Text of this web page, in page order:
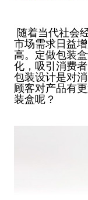
随着当代社会
市场需求日益
高。定做包装
化，吸引消费
包装设计是对
顾客对产品有
装盒呢？